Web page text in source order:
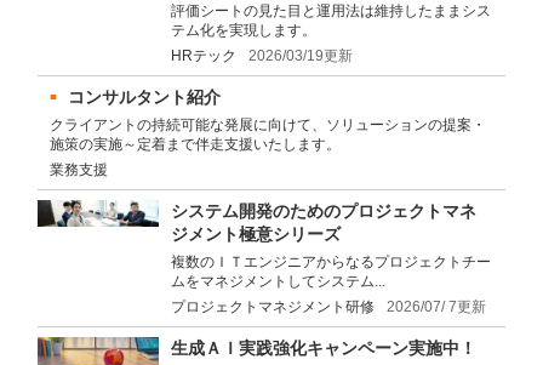
評価シートの見た目と運用法は維持したままシス
テム化を実現します。
HRテック
2026/03/19更新
コンサルタント紹介
クライアントの持続可能な発展に向けて、ソリューションの提案・
施策の実施～定着まで伴走支援いたします。
業務支援
システム開発のためのプロジェクトマネ
ジメント極意シリーズ
複数のＩＴエンジニアからなるプロジェクトチー
ムをマネジメントしてシステム...
プロジェクトマネジメント研修
2026/07/ 7更新
生成ＡＩ実践強化キャンペーン実施中！